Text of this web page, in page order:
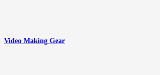
Video Making Gear